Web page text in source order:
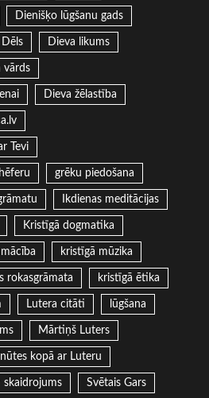
Dienišķo lūgšanu gads
Dēls Dieva likums
vārds
Dieva žēlastība
Tevi
grēku piedošana
Ikdienas meditācijas
Kristīgā dogmatika
kristīgā mūzika
rokasgrāmata kristīgā ētika
Lutera citāti lūgšana
Mārtiņš Luters
kopā ar Luteru
skaidrojums Svētais Gars